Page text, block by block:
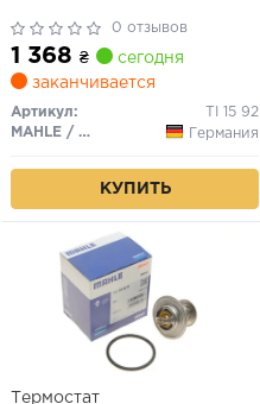
0 отзывов
1 368 ₴
сегодня
заканчивается
Артикул:
TI 15 92
MAHLE / KNECHT
Германия
КУПИТЬ
Термостат